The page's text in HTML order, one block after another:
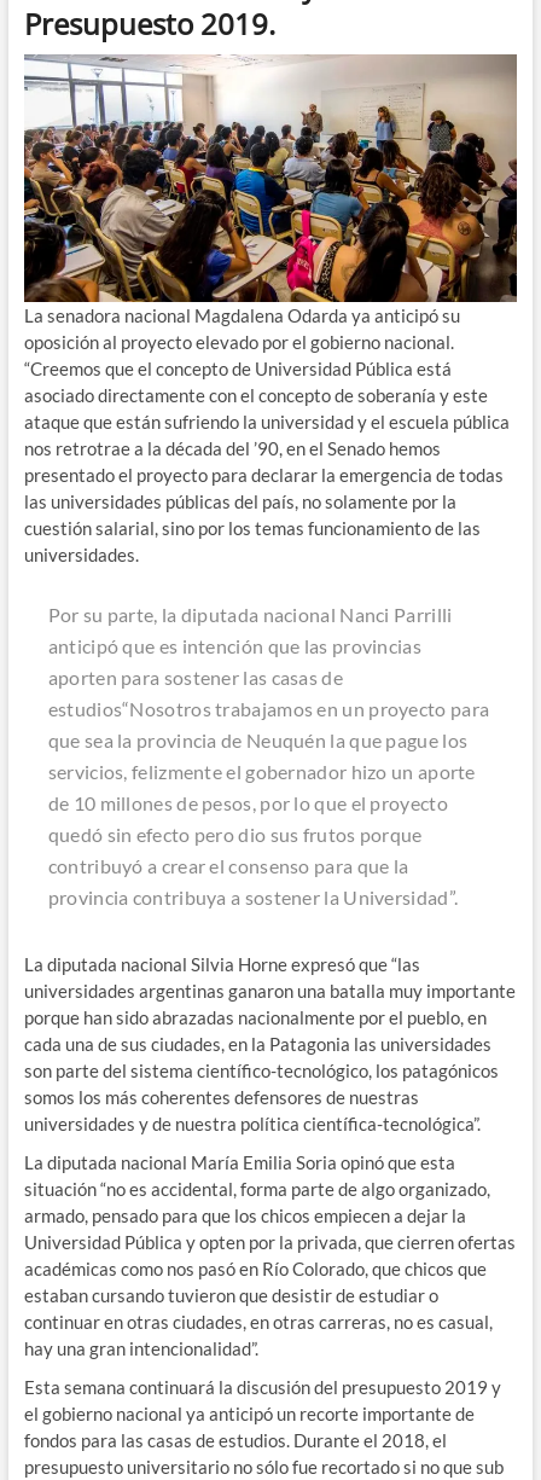
Presupuesto 2019.
La senadora nacional Magdalena Odarda ya anticipó su
oposición al proyecto elevado por el gobierno nacional.
“Creemos que el concepto de Universidad Pública está
asociado directamente con el concepto de soberanía y este
ataque que están sufriendo la universidad y el escuela pública
nos retrotrae a la década del ’90, en el Senado hemos
presentado el proyecto para declarar la emergencia de todas
las universidades públicas del país, no solamente por la
cuestión salarial, sino por los temas funcionamiento de las
universidades.
Por su parte, la diputada nacional Nanci Parrilli
anticipó que es intención que las provincias
aporten para sostener las casas de
estudios“Nosotros trabajamos en un proyecto para
que sea la provincia de Neuquén la que pague los
servicios, felizmente el gobernador hizo un aporte
de 10 millones de pesos, por lo que el proyecto
quedó sin efecto pero dio sus frutos porque
contribuyó a crear el consenso para que la
provincia contribuya a sostener la Universidad”.
La diputada nacional Silvia Horne expresó que “las
universidades argentinas ganaron una batalla muy importante
porque han sido abrazadas nacionalmente por el pueblo, en
cada una de sus ciudades, en la Patagonia las universidades
son parte del sistema científico-tecnológico, los patagónicos
somos los más coherentes defensores de nuestras
universidades y de nuestra política científica-tecnológica”.
La diputada nacional María Emilia Soria opinó que esta
situación “no es accidental, forma parte de algo organizado,
armado, pensado para que los chicos empiecen a dejar la
Universidad Pública y opten por la privada, que cierren ofertas
académicas como nos pasó en Río Colorado, que chicos que
estaban cursando tuvieron que desistir de estudiar o
continuar en otras ciudades, en otras carreras, no es casual,
hay una gran intencionalidad”.
Esta semana continuará la discusión del presupuesto 2019 y
el gobierno nacional ya anticipó un recorte importante de
fondos para las casas de estudios. Durante el 2018, el
presupuesto universitario no sólo fue recortado si no que sub